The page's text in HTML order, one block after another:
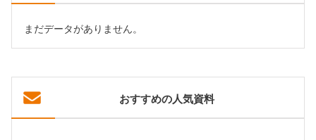
まだデータがありません。
おすすめの人気資料